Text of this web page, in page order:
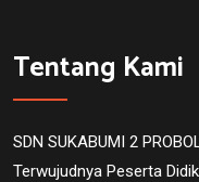
Tentang Kami
SDN SUKABUMI 2
Terwujudnya Peserta